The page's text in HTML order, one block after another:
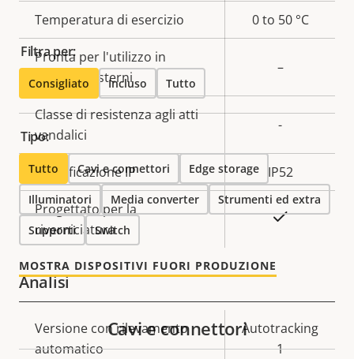
Temperatura di esercizio 0 to 50 °C
Pronta per l'utilizzo in
ambienti esterni
–
Classe di resistenza agli atti
vandalici
-
Classificazione IP IP52
Progettato per la
riverniciatura
Sì
Analisi
Descrizione
della
Valore
della
Versione con rilevamento
automatico
Autotracking
1
Filtra per:
Consigliato Incluso Tutto
Tipo:
Tutto Cavi e connettori Edge storage
Illuminatori Media converter Strumenti ed extra
Supporti Switch
MOSTRA DISPOSITIVI FUORI PRODUZIONE
Cavi e connettori